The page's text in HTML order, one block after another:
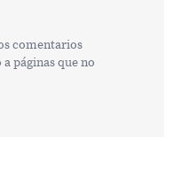
comentarios
páginas que no